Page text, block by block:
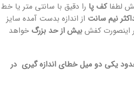
لطفاکف پا را دقیق با سانتی متر یا خط
نیم سانت از اندازه بدست آمده سایز
اینصورت کفش بیش از حد بزرگ خواهد
یکی دو میل خطای اندازه گیری در